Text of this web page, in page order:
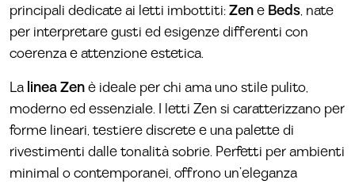
principali dedicate ai letti imbottiti:Zene Beds, nate
per interpretare gusti ed esigenze differenti con
coerenza e attenzione estetica.
La linea Zenè ideale per chi ama uno stile pulito,
moderno ed essenziale. I letti Zen si caratterizzano per
forme lineari, testiere discrete e una palette di
rivestimenti dalle tonalità sobrie. Perfetti per ambienti
minimal o contemporanei, offrono un’eleganza